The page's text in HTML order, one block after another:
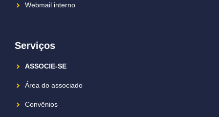
Webmail interno
Serviços
ASSOCIE-SE
Área do associado
Convênios